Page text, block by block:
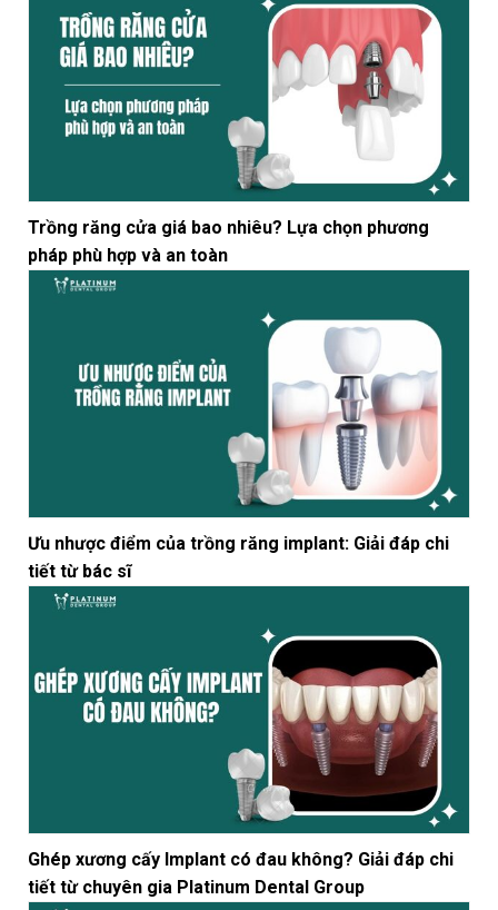
Trồng răng cửa giá bao nhiêu? Lựa chọn phương
pháp phù hợp và an toàn
Ưu nhược điểm của trồng răng implant: Giải đáp chi
tiết từ bác sĩ
Ghép xương cấy Implant có đau không? Giải đáp chi
tiết từ chuyên gia Platinum Dental Group